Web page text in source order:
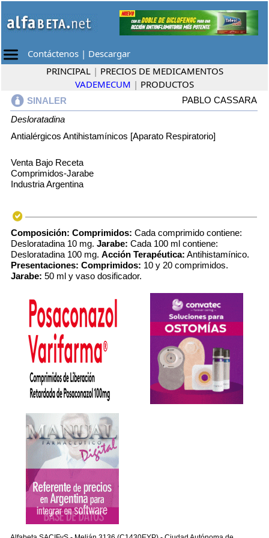
Contáctenos | Descargar
PRINCIPAL | PRECIOS DE MEDICAMENTOS
VADEMECUM | PRODUCTOS
SINALER
PABLO CASSARA
Desloratadina
Antialérgicos Antihistamínicos [Aparato Respiratorio]
Venta Bajo Receta
Comprimidos-Jarabe
Industria Argentina
Composición: Comprimidos: Cada comprimido contiene:
Desloratadina 10 mg. Jarabe: Cada 100 ml contiene:
Desloratadina 100 mg. Acción Terapéutica: Antihistamínico.
Presentaciones: Comprimidos: 10 y 20 comprimidos.
Jarabe: 50 ml y vaso dosificador.